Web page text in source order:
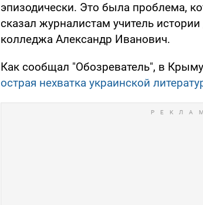
эпизодически. Это была проблема,
сказал журналистам учитель
колледжа Александр Иванович.
Как сообщал "Обозреватель", в
острая нехватка украинской